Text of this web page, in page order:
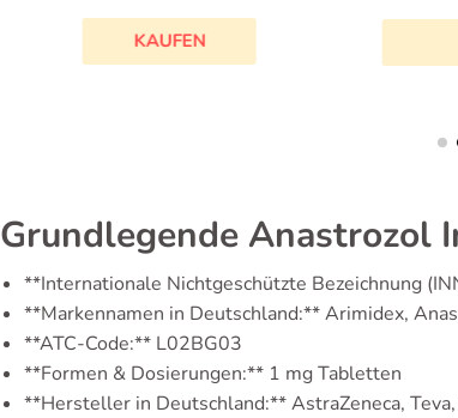
KAUFEN
Grundlegende Anastrozol
**Internationale Nichtgeschützte Bezeichnung
**Markennamen in Deutschland:** Arimidex,
**ATC-Code:** L02BG03
**Formen & Dosierungen:** 1 mg Tabletten
**Hersteller in Deutschland:** AstraZeneca, Teva,